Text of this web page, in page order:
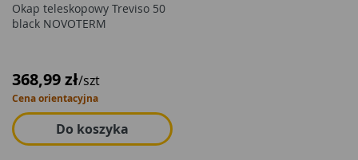
Okap teleskopowy Treviso 50
black NOVOTERM
368,99 zł/szt
Cena orientacyjna
Do koszyka